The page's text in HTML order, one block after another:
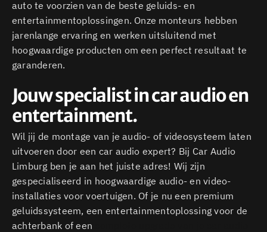
auto te voorzien van de beste geluids- en
entertainmentoplossingen. Onze monteurs hebben
jarenlange ervaring en werken uitsluitend met
hoogwaardige producten om een perfect resultaat te
garanderen.
Jouw specialist in car audio en
entertainment.
Wil jij de montage van je audio- of videosysteem laten
uitvoeren door een car audio expert? Bij Car Audio
Limburg ben je aan het juiste adres! Wij zijn
gespecialiseerd in hoogwaardige audio- en video-
installaties voor voertuigen. Of je nu een premium
geluidssysteem, een entertainmentoplossing voor de
achterbank of een